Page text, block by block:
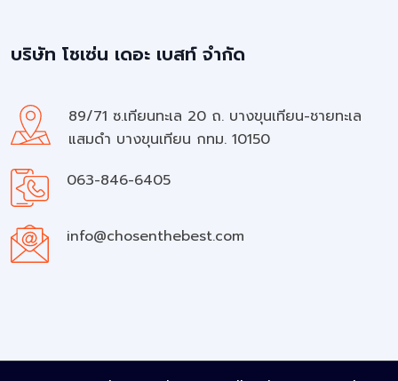
บริษัท โชเซ่น เดอะ เบสท์ จำกัด
89/71 ซ.เทียนทะเล 20 ถ. บางขุนเทียน-ชายทะเล
แสมดำ บางขุนเทียน กทม. 10150
063-846-6405
info@chosenthebest.com